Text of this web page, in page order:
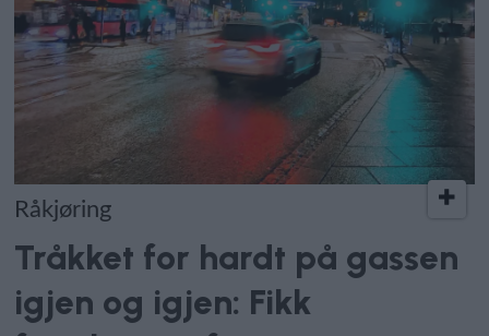
Råkjøring
Tråkket for hardt på gassen
igjen og igjen: Fikk